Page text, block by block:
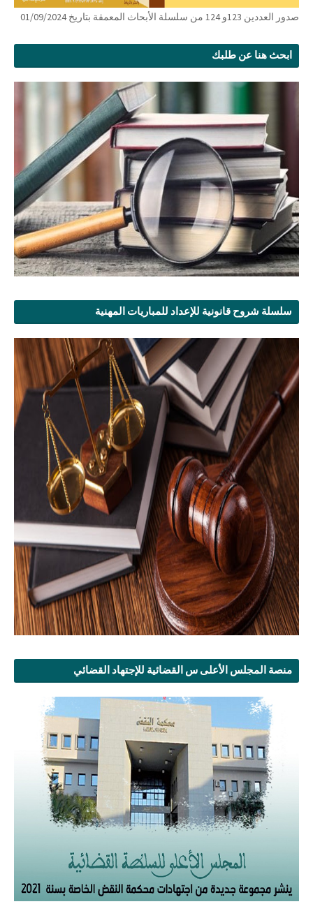
صدور العددين 123و 124 من سلسلة الأبحاث المعمقة بتاريخ 01/09/2024
ابحث هنا عن طلبك
سلسلة شروح قانونية للإعداد للمباريات المهنية
منصة المجلس الأعلى س القضائية للإجتهاد القضائي